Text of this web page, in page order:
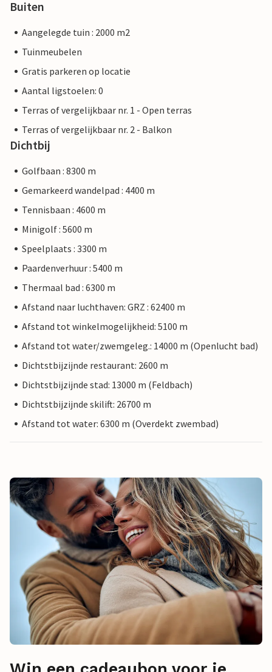
Buiten
Aangelegde tuin : 2000 m2
Tuinmeubelen
Gratis parkeren op locatie
Aantal ligstoelen: 0
Terras of vergelijkbaar nr. 1 - Open terras
Terras of vergelijkbaar nr. 2 - Balkon
Dichtbij
Golfbaan : 8300 m
Gemarkeerd wandelpad : 4400 m
Tennisbaan : 4600 m
Minigolf : 5600 m
Speelplaats : 3300 m
Paardenverhuur : 5400 m
Thermaal bad : 6300 m
Afstand naar luchthaven: GRZ : 62400 m
Afstand tot winkelmogelijkheid: 5100 m
Afstand tot water/zwemgeleg.: 14000 m (Openlucht bad)
Dichtstbijzijnde restaurant: 2600 m
Dichtstbijzijnde stad: 13000 m (Feldbach)
Dichtstbijzijnde skilift: 26700 m
Afstand tot water: 6300 m (Overdekt zwembad)